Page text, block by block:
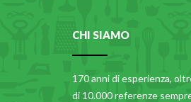
CHI SIAMO
170 anni di esperienza,
di 10.000 referenze